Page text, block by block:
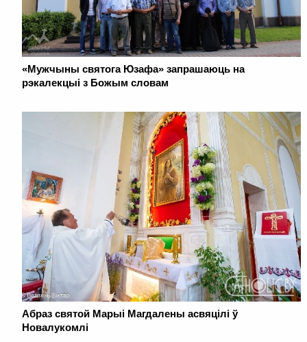
«Мужчыны святога Юзафа» запрашаюць на
рэкалекцыі з Божым словам
Абраз святой Марыі Магдалены асвяцілі ў
Новалукомлі